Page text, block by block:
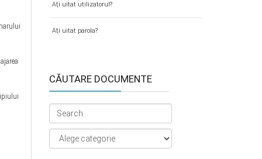
Aţi uitat utilizatorul?
Aţi uitat parola?
CĂUTARE DOCUMENTE